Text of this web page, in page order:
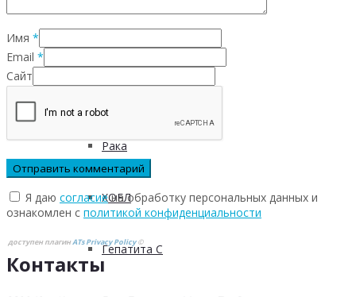
Рака
ХОБЛ
Гепатита С
Имя *
Email *
Сайт
Я даю согласиена обработку персональных данных и
ознакомлен с политикой конфиденциальности
доступен плагинATs Privacy Policy©
Контакты